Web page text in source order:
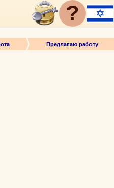
?
Предлагаю работу